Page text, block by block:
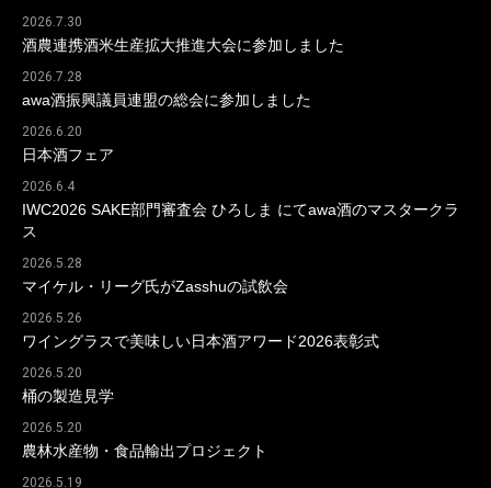
2026.7.30
酒農連携酒米生産拡大推進大会に参加しました
2026.7.28
awa酒振興議員連盟の総会に参加しました
2026.6.20
日本酒フェア
2026.6.4
IWC2026 SAKE部門審査会 ひろしま にてawa酒のマスタークラ
ス
2026.5.28
マイケル・リーグ氏がZasshuの試飲会
2026.5.26
ワイングラスで美味しい日本酒アワード2026表彰式
2026.5.20
桶の製造見学
2026.5.20
農林水産物・食品輸出プロジェクト
2026.5.19